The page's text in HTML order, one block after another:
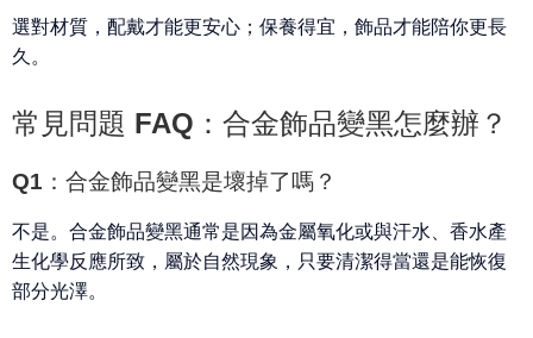
選對材質，配戴才能更安心；保養得宜，飾品才能陪你更長
久。
常見問題 FAQ：合金飾品變黑怎麼辦？
Q1：合金飾品變黑是壞掉了嗎？
不是。合金飾品變黑通常是因為金屬氧化或與汗水、香水產
生化學反應所致，屬於自然現象，只要清潔得當還是能恢復
部分光澤。